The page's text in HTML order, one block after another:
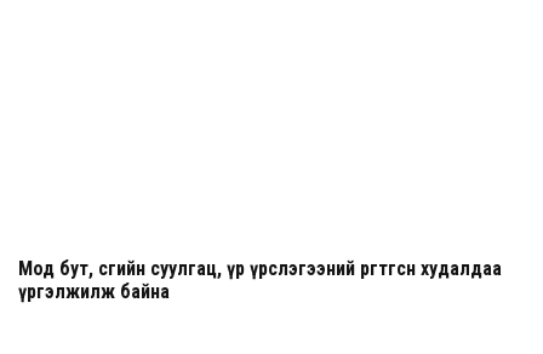
Мод бут, сөөгийн суулгац, үр үрслэгээний өргөтгөсөн худалдаа
үргэлжилж байна